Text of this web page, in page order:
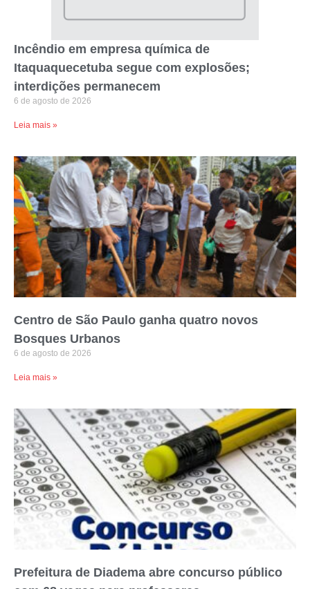
Incêndio em empresa química de
Itaquaquecetuba segue com explosões;
interdições permanecem
6 de agosto de 2026
Leia mais »
Centro de São Paulo ganha quatro novos
Bosques Urbanos
6 de agosto de 2026
Leia mais »
Prefeitura de Diadema abre concurso público